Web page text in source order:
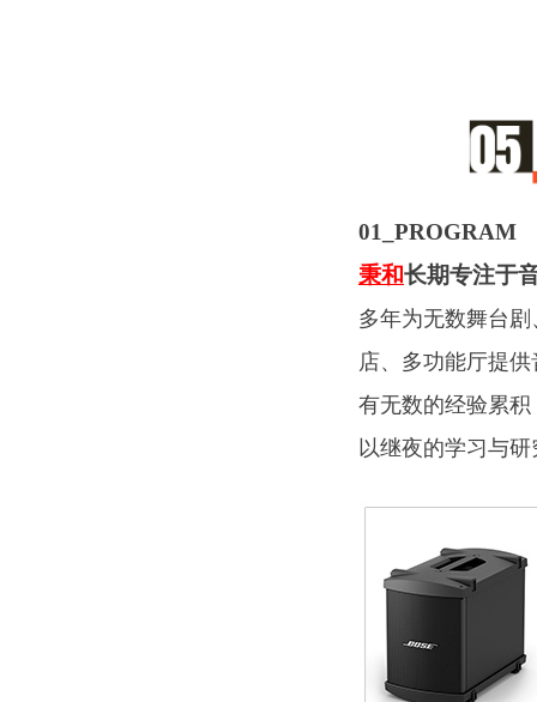
01_ PROGRAM
秉和长期专注于
多年为无数舞台
店、多功能厅提
有无数的经验累
以继夜的学习与